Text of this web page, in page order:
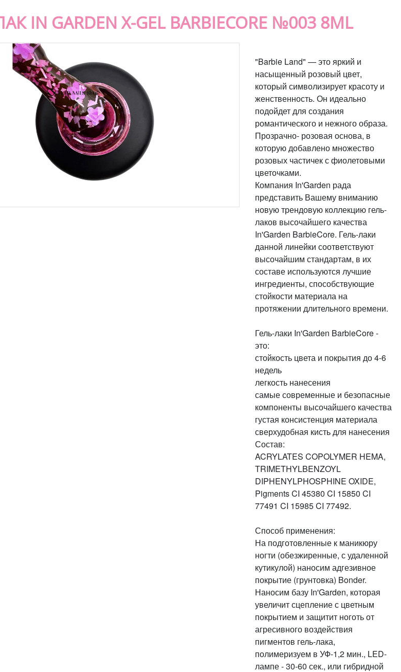
IN GARDEN X-GEL BARBIECORE №003 8ML
"Barbie Land" — это яркий и
насыщенный розовый цвет,
который символизирует красоту и
женственность. Он идеально
подойдет для создания
романтического и нежного образа.
Прозрачно- розовая основа, в
которую добавлено множество
розовых частичек с фиолетовыми
цветочками.
Компания In'Garden рада
представить Вашему вниманию
новую трендовую коллекцию гель-
лаков высочайшего качества
In'Garden BarbieCore. Гель-лаки
данной линейки соответствуют
высочайшим стандартам, в их
составе используются лучшие
ингредиенты, способствующие
стойкости материала на
протяжении длительного времени.
Гель-лаки In'Garden BarbieCore -
это:
стойкость цвета и покрытия до 4-6
недель
легкость нанесения
самые современные и безопасные
компоненты высочайшего качества
густая консистенция материала
сверхудобная кисть для нанесения
Состав:
ACRYLATES COPOLYMER HEMA,
TRIMETHYLBENZOYL
DIPHENYLPHOSPHINE OXIDE,
Pigments CI 45380 CI 15850 CI
77491 CI 15985 CI 77492.
Способ применения:
На подготовленные к маникюру
ногти (обезжиренные, с удаленной
кутикулой) наносим адгезивное
покрытие (грунтовка) Bonder.
Наносим базу In'Garden, которая
увеличит сцепление с цветным
покрытием и защитит ноготь от
агресивного воздействия
пигментов гель-лака,
полимеризуем в УФ-1,2 мин., LED-
лампе - 30-60 сек., или гибридной